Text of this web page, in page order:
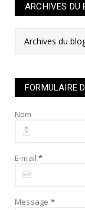
ARCHIVES DU
FORMULAIRE
Nom
E-mail*
Message *